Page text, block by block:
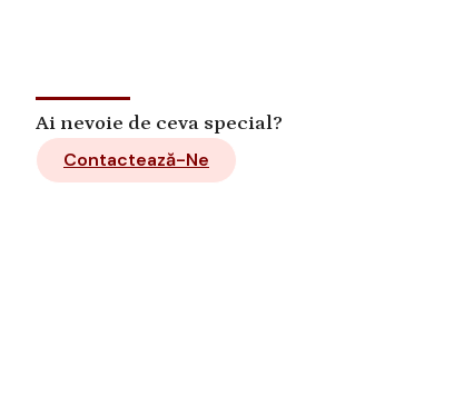
Ai nevoie de ceva special?
Contactează-Ne